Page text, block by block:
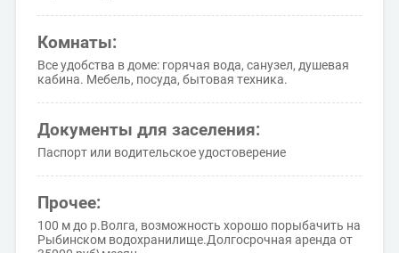
Комнаты:
Все удобства в доме: горячая вода, санузел, душевая
кабина. Мебель, посуда, бытовая техника.
Документы для заселения:
Паспорт или водительское удостоверение
Прочее:
100 м до р.Волга, возможность хорошо порыбачить на
Рыбинском водохранилище.Долгосрочная аренда от